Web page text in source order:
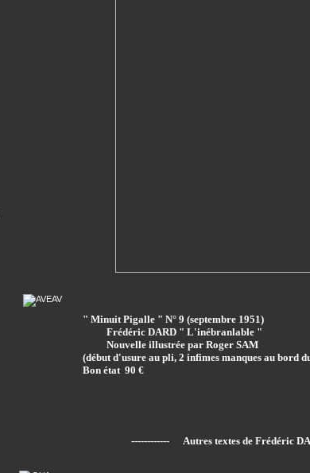
" Minuit Pigalle " N° 9 (septembre 1951)
Frédéric DARD " L'inébranlable "
Nouvelle illustrée par Roger SAM
(début d'usure au pli, 2 infimes manques au bord
Bon état 90 €
------------ Autres textes de Frédéric